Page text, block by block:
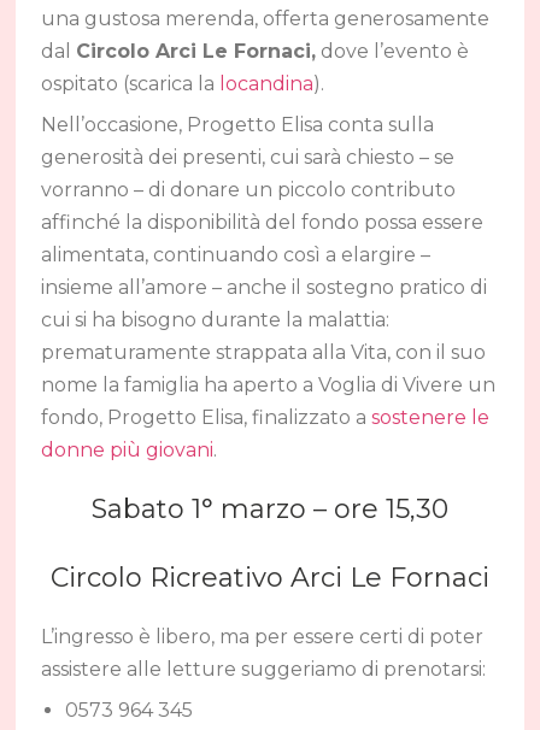
una gustosa merenda, offerta generosamente
dal Circolo Arci Le Fornaci, dove l’evento è
ospitato (scarica la locandina).
Nell’occasione, Progetto Elisa conta sulla
generosità dei presenti, cui sarà chiesto – se
vorranno – di donare un piccolo contributo
affinché la disponibilità del fondo possa essere
alimentata, continuando così a elargire –
insieme all’amore – anche il sostegno pratico di
cui si ha bisogno durante la malattia:
prematuramente strappata alla Vita, con il suo
nome la famiglia ha aperto a Voglia di Vivere un
fondo, Progetto Elisa, finalizzato asostenere le
donne più giovani.
Sabato 1° marzo – ore 15,30
Circolo Ricreativo Arci Le Fornaci
L’ingresso è libero, ma per essere certi di poter
assistere alle letture suggeriamo di prenotarsi:
0573 964 345